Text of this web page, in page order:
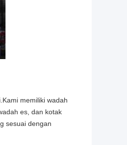
memiliki wadah
es, dan kotak
sesuai dengan